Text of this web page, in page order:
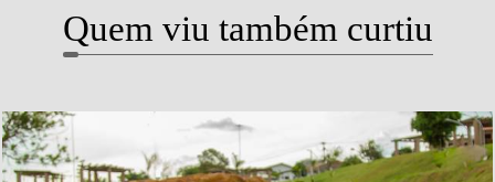
Quem viu também curtiu